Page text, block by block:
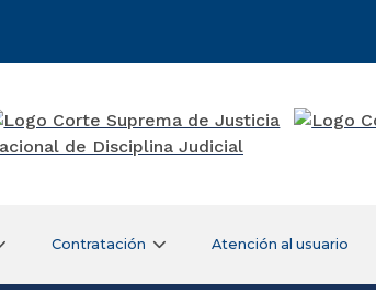
Contratación Atención al usuario